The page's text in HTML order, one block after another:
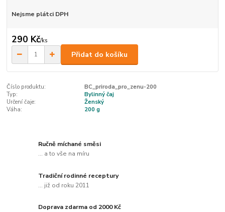
Nejsme plátci DPH
290 Kč/ks
Přidat do košíku
Číslo produktu:
BC_priroda_pro_zenu-200
Typ:
Bylinný čaj
Určení čaje:
Ženský
Váha:
200 g
Ručně míchané směsi
... a to vše na míru
Tradiční rodinné receptury
... již od roku 2011
Doprava zdarma od 2000 Kč